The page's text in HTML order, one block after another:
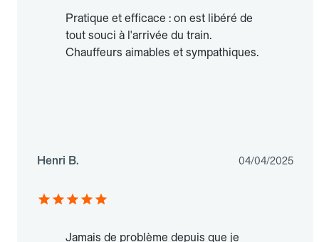
Pratique et efficace : on est libéré de
tout souci à l'arrivée du train.
Chauffeurs aimables et sympathiques.
Henri B. 04/04/2025
Jamais de problème depuis que je